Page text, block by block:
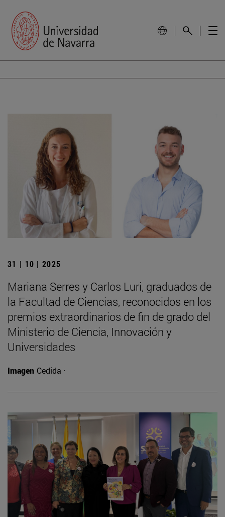
31 | 10 | 2025
Mariana Serres y Carlos Luri, graduados de
la Facultad de Ciencias, reconocidos en los
premios extraordinarios de fin de grado del
Ministerio de Ciencia, Innovación y
Universidades
Imagen Cedida ·